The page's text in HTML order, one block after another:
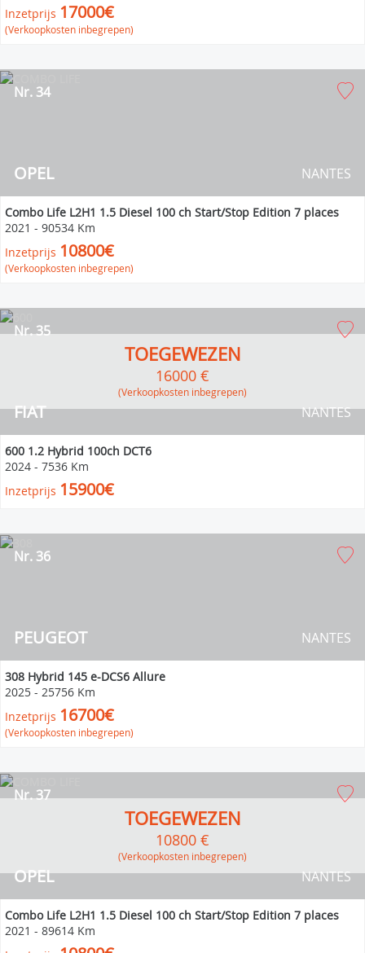
Inzetprijs 17000€
(Verkoopkosten inbegrepen)
OPEL
Nr. 34
NANTES
Combo Life L2H1 1.5 Diesel 100 ch Start/Stop Edition 7 places
2021 - 90534 Km
Inzetprijs 10800€
(Verkoopkosten inbegrepen)
FIAT
Nr. 35
NANTES
TOEGEWEZEN
16000 €
(verkoopkosten inbegrepen)
600 1.2 Hybrid 100ch DCT6
2024 - 7536 Km
Inzetprijs 15900€
PEUGEOT
Nr. 36
NANTES
308 Hybrid 145 e-DCS6 Allure
2025 - 25756 Km
Inzetprijs 16700€
(Verkoopkosten inbegrepen)
OPEL
Nr. 37
NANTES
TOEGEWEZEN
10800 €
(verkoopkosten inbegrepen)
Combo Life L2H1 1.5 Diesel 100 ch Start/Stop Edition 7 places
2021 - 89614 Km